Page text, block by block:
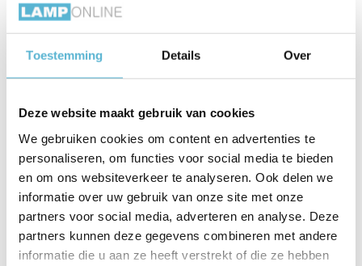
Toestemming Details Over
Deze website maakt gebruik van cookies
We gebruiken cookies om content en advertenties te
personaliseren, om functies voor social media te bieden
en om ons websiteverkeer te analyseren. Ook delen we
informatie over uw gebruik van onze site met onze
partners voor social media, adverteren en analyse. Deze
partners kunnen deze gegevens combineren met andere
informatie die u aan ze heeft verstrekt of die ze hebben
G45 - Led lamp - Ø 4,3 cm -
Vergelijk
Op voorraad
Levertijd: 3-5 werkdagen
€10,45 €9,61
Op voorraad
€7,50